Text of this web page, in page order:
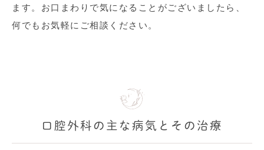
ます。お口まわりで気になることがございましたら、
何でもお気軽にご相談ください。
口腔外科の主な病気とその治療